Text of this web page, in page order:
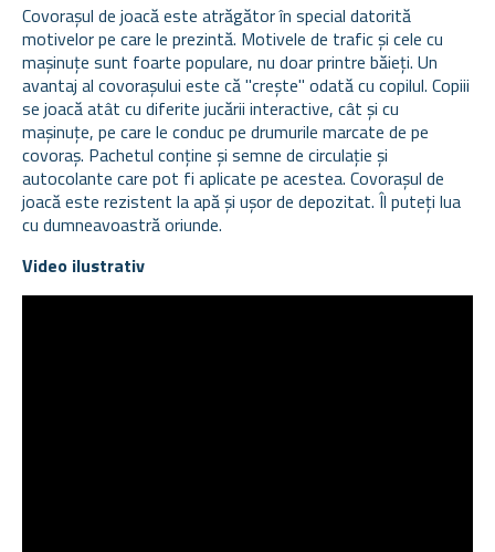
Covorașul de joacă este atrăgător în special datorită
motivelor pe care le prezintă. Motivele de trafic și cele cu
mașinuțe sunt foarte populare, nu doar printre băieți. Un
avantaj al covorașului este că "crește" odată cu copilul. Copiii
se joacă atât cu diferite jucării interactive, cât și cu
mașinuțe, pe care le conduc pe drumurile marcate de pe
covoraș. Pachetul conține și semne de circulație și
autocolante care pot fi aplicate pe acestea. Covorașul de
joacă este rezistent la apă și ușor de depozitat. Îl puteți lua
cu dumneavoastră oriunde.
Video ilustrativ